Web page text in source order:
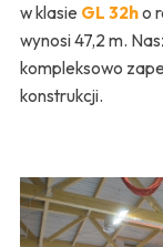
w klasie GL 32ho
wynosi 47,2 m.
kompleksowo
konstrukcji.